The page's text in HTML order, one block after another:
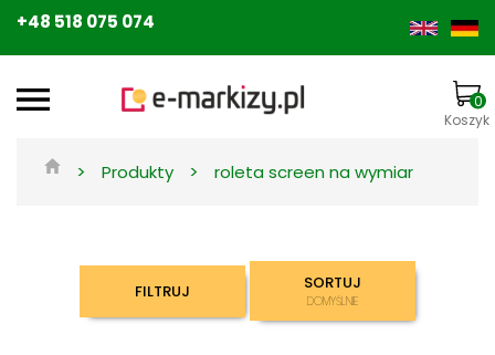
+48 518 075 074
0
Koszyk
> Produkty > roleta screen na wymiar
FILTRUJ SORTUJ
DOMYŚLNIE